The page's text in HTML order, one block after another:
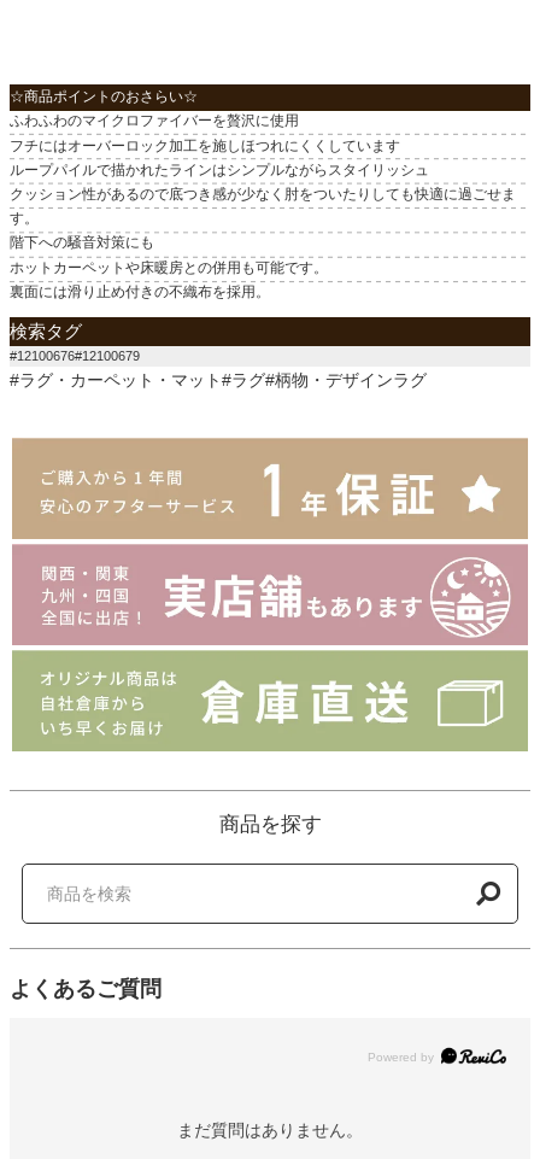
☆商品ポイントのおさらい☆
ふわふわのマイクロファイバーを贅沢に使用
フチにはオーバーロック加工を施しほつれにくくしています
ループパイルで描かれたラインはシンプルながらスタイリッシュ
クッション性があるので底つき感が少なく肘をついたりしても快適に過ごせま
す。
階下への騒音対策にも
ホットカーペットや床暖房との併用も可能です。
裏面には滑り止め付きの不織布を採用。
検索タグ
#12100676#12100679
#ラグ・カーペット・マット#ラグ#柄物・デザインラグ
商品を探す
よくあるご質問
Powered by
まだ質問はありません。